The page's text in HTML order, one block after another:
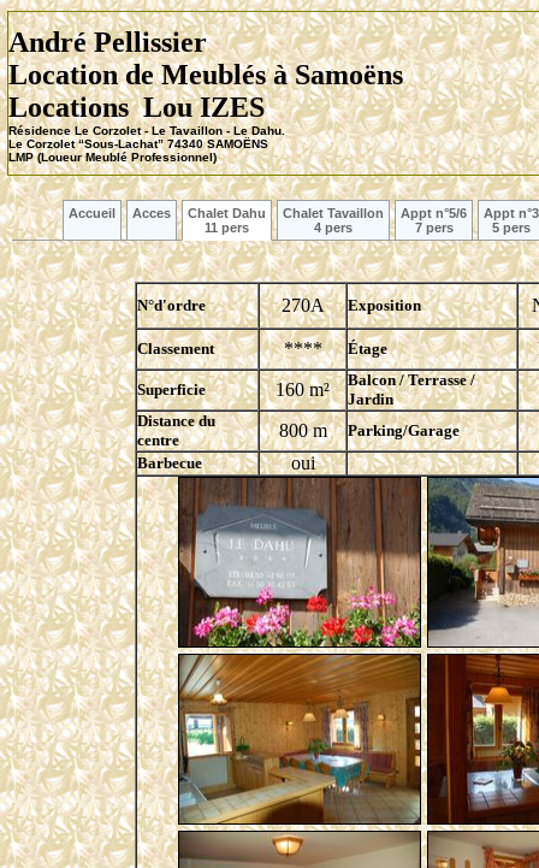
André Pellissier
Location de Meublés à Samoëns
Locations Lou IZES
Résidence Le Corzolet - Le Tavaillon - Le Dahu.
Le Corzolet “Sous-Lachat” 74340 SAMOËNS
LMP (Loueur Meublé Professionnel)
Accueil Acces
Chalet Dahu
11 pers
Chalet Tavaillon
4 pers
Appt n°5/6
7 pers
Appt n°3
5 pers
N°d'ordre 270A Exposition
Classement **** Étage
Superficie 160 m²
Balcon / Terrasse /
Jardin
Distance du
centre
800 m
Parking/Garage
Barbecue
oui